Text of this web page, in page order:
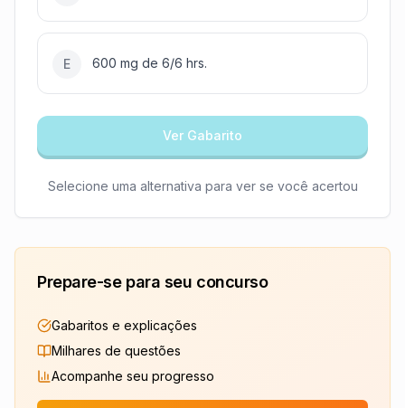
E 600 mg de 6/6 hrs.
Ver Gabarito
Selecione uma alternativa para ver se você acertou
Prepare-se para seu concurso
Gabaritos e explicações
Milhares de questões
Acompanhe seu progresso